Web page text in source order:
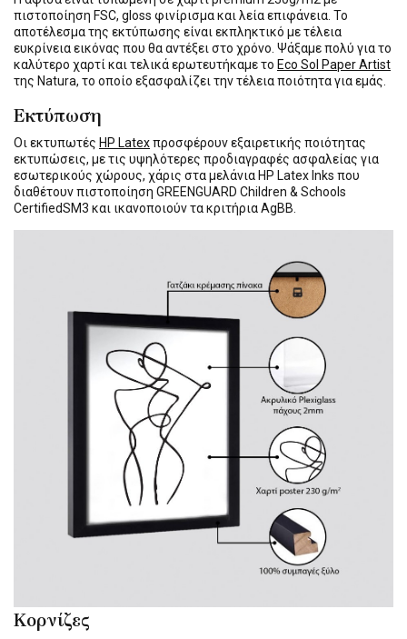
πιστοποίηση FSC, gloss φινίρισμα και λεία επιφάνεια. Το
αποτέλεσμα της εκτύπωσης είναι εκπληκτικό με τέλεια
ευκρίνεια εικόνας που θα αντέξει στο χρόνο. Ψάξαμε πολύ για το
καλύτερο χαρτί και τελικά ερωτευτήκαμε το Eco Sol Paper Artist
της Natura, το οποίο εξασφαλίζει την τέλεια ποιότητα για εμάς.
Εκτύπωση
Οι εκτυπωτές HP Latexπροσφέρουν εξαιρετικής ποιότητας
εκτυπώσεις, με τις υψηλότερες προδιαγραφές ασφαλείας για
εσωτερικούς χώρους, χάρις στα μελάνια HP Latex Inks που
διαθέτουν πιστοποίηση GREENGUARD Children & Schools
CertifiedSM3 και ικανοποιούν τα κριτήρια AgBB.
Κορνίζες